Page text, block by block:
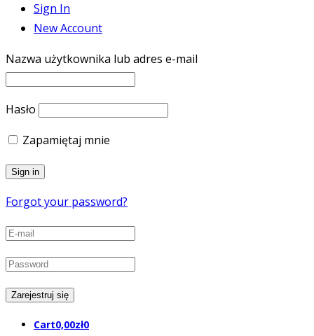
Sign In
New Account
Nazwa użytkownika lub adres e-mail
Hasło
Zapamiętaj mnie
Forgot your password?
Cart0,00zł0